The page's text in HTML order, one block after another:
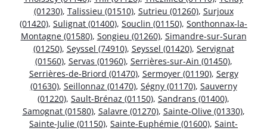
(01230), Talissieu (01510), Sutrieu (01260), Surjoux
(01420), Sulignat (01400), Souclin (01150), Sonthonnax-la-
Montagne (01580), Songieu (01260), Simandre-sur-Suran
(01250), Seyssel (74910), Seyssel (01420), Servignat
(01560), Servas (01960), Serrières-sur-Ain (01450),
Serrières-de-Briord (01470), Sermoyer (01190), Sergy
(01630), Seillonnaz (01470), Ségny (01170), Sauverny
(01220), Sault-Brénaz (01150), Sandrans (01400),
Samognat (01580), Salavre (01270), Sainte-Olive (01330),
Sainte-Julie (01150), Sainte-Euphémie (01600), Saint-